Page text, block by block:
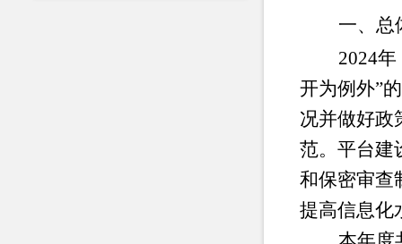
一、总
2024年
开为例外”
况并做好政
范。平台建
和保密审查
提高信息化